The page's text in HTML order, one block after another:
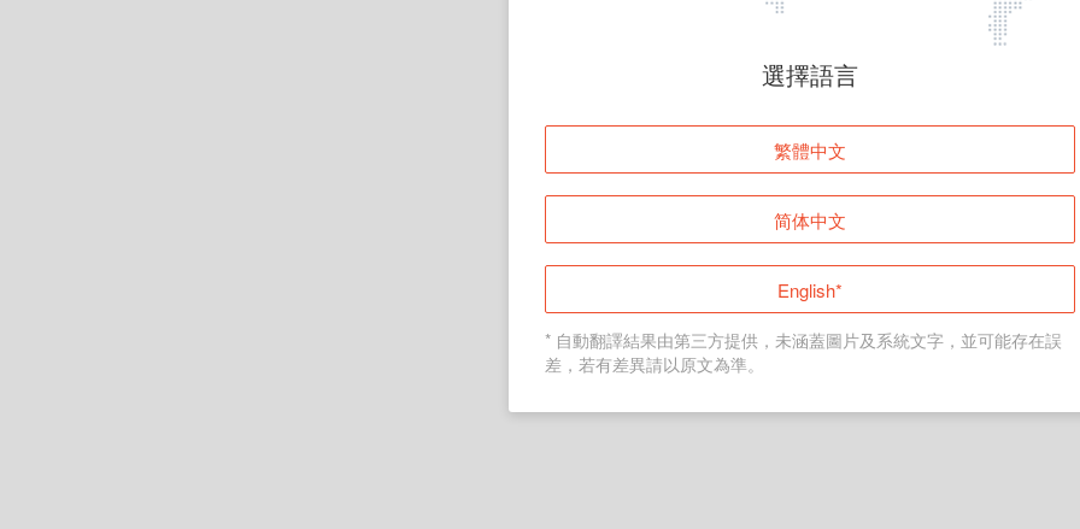
頁面無法顯示
登入
返回首頁
選擇語言
繁體中文
简体中文
English*
* 自動翻譯結果由第三方提供，未涵蓋圖片及系統文字，並可能存在誤
差，若有差異請以原文為準。